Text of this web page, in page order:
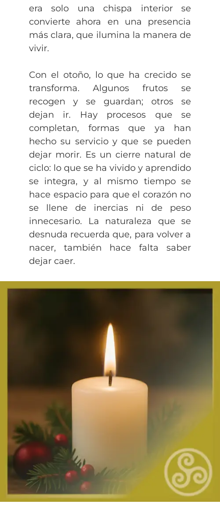
era solo una chispa interior se
convierte ahora en una presencia
más clara, que ilumina la manera de
vivir.
Con el otoño, lo que ha crecido se
transforma. Algunos frutos se
recogen y se guardan; otros se
dejan ir. Hay procesos que se
completan, formas que ya han
hecho su servicio y que se pueden
dejar morir. Es un cierre natural de
ciclo: lo que se ha vivido y aprendido
se integra, y al mismo tiempo se
hace espacio para que el corazón no
se llene de inercias ni de peso
innecesario. La naturaleza que se
desnuda recuerda que, para volver a
nacer, también hace falta saber
dejar caer.